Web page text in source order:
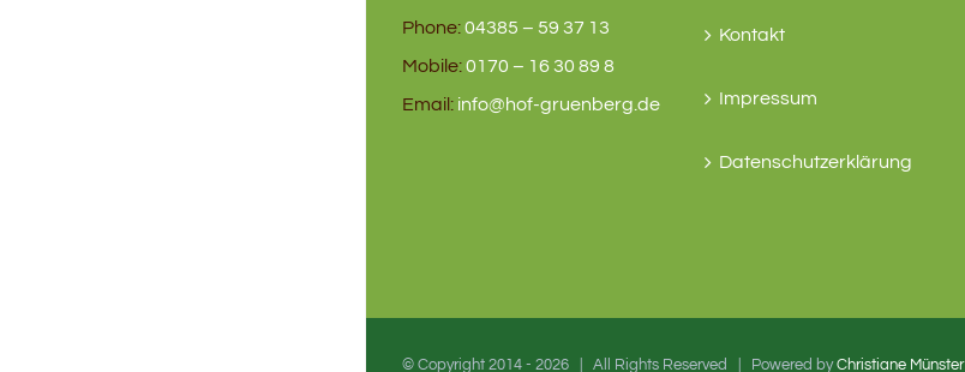
Phone:04385 – 59 37 13
Mobile:0170 – 16 30 89 8
Email: info@hof-gruenberg.de
Kontakt
Impressum
Datenschutzerklärung
© Copyright 2014 - 2026 | All Rights Reserved | Powered byChristiane Münster